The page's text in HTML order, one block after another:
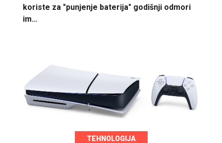
koriste za "punjenje baterija" godišnji odmori
im…
TEHNOLOGIJA